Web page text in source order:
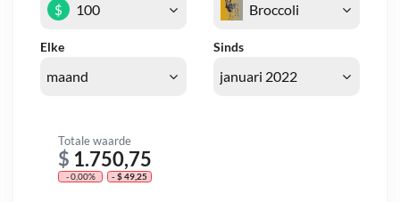
Elke Sinds
$
Totale waarde
$ 1.750,75
- 0,00% - $ 49,25